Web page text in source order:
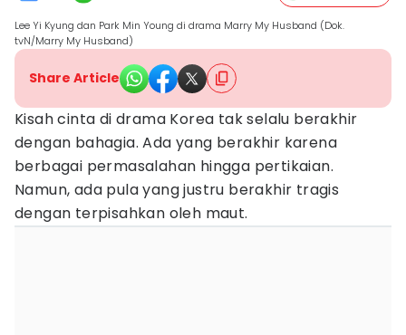
Lee Yi Kyung dan Park Min Young di drama Marry My Husband (Dok.
tvN/Marry My Husband)
Share Article
Kisah cinta di drama Korea tak selalu berakhir
dengan bahagia. Ada yang berakhir karena
berbagai permasalahan hingga pertikaian.
Namun, ada pula yang justru berakhir tragis
dengan terpisahkan oleh maut.